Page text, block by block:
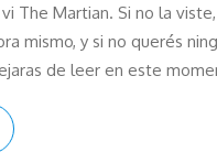
The Martian. Si no la
mismo, y si no querés
de leer en este